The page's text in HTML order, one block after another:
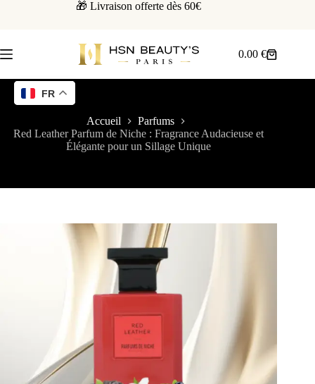
🎁 Livraison offerte dès 60€
0.00€
Accueil
Parfums
Red Leather Parfum de Niche : Fragrance Audacieuse et
Élégante pour un Sillage Unique
FR